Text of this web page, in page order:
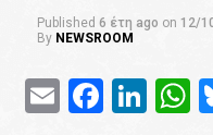
Published 6 έτη ago on 12/
By NEWSROOM
Email